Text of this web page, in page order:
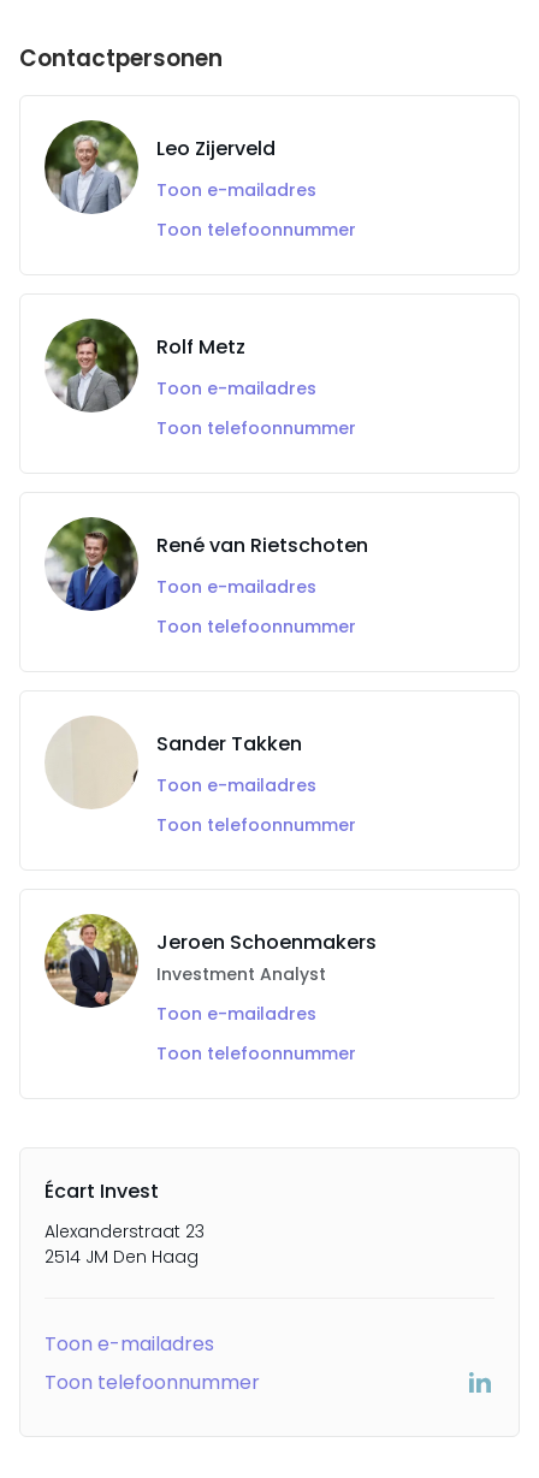
Contactpersonen
Leo Zijerveld
Toon e-mailadres
Toon telefoonnummer
Rolf Metz
Toon e-mailadres
Toon telefoonnummer
René van Rietschoten
Toon e-mailadres
Toon telefoonnummer
Sander Takken
Toon e-mailadres
Toon telefoonnummer
Jeroen Schoenmakers
Investment Analyst
Toon e-mailadres
Toon telefoonnummer
Écart Invest
Alexanderstraat 23
2514 JM Den Haag
Toon e-mailadres
Toon telefoonnummer